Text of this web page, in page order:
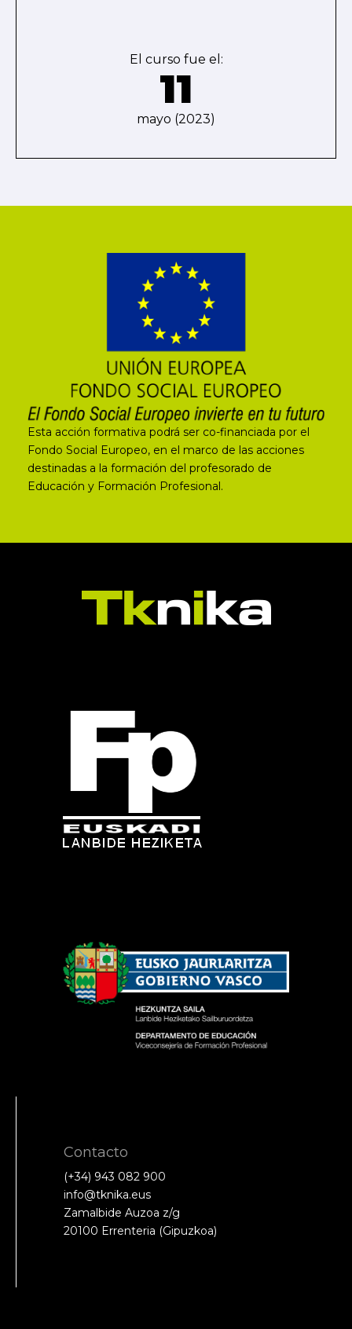
El curso fue el:
11
mayo (2023)
Esta acción formativa podrá ser co-financiada por el
Fondo Social Europeo, en el marco de las acciones
destinadas a la formación del profesorado de
Educación y Formación Profesional.
Contacto
(+34) 943 082 900
info@tknika.eus
Zamalbide Auzoa z/g
20100 Errenteria (Gipuzkoa)